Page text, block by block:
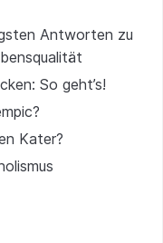
Antworten zu
So geht’s!
Kater?